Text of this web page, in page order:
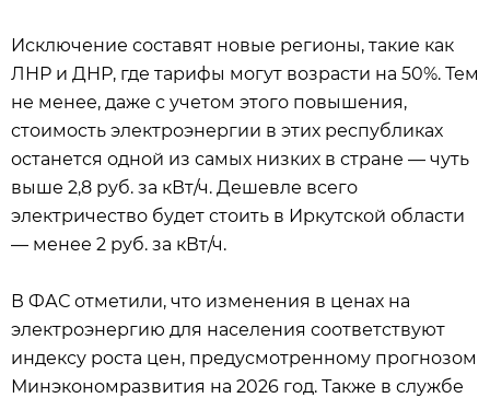
Исключение составят новые регионы, такие как
ЛНР и ДНР, где тарифы могут возрасти на 50%. Тем
не менее, даже с учетом этого повышения,
стоимость электроэнергии в этих республиках
останется одной из самых низких в стране — чуть
выше 2,8 руб. за кВт/ч. Дешевле всего
электричество будет стоить в Иркутской области
— менее 2 руб. за кВт/ч.
В ФАС отметили, что изменения в ценах на
электроэнергию для населения соответствуют
индексу роста цен, предусмотренному прогнозом
Минэкономразвития на 2026 год. Также в службе